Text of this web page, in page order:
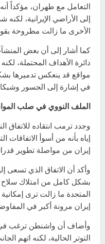
التعامل مع طهران، مؤكداً
إلى الأراضي الإيرانية،
الأخرى ما زالت مطروحة
كما أشار إلى أن بعض
دائرة الأهداف المحتملة،
مواقع قد ينعكس تدميرها
في إشارة إلى الجسور
الملف النووي في صلب
إياه بأنه من أسوأ الاتفاقات
إيران من مواصلة تطوير
وأكد أن الاتفاق الذي تسعى
بشكل كامل من امتلاك سلاح
المتحدة ما زالت ترى
إيران مرونة أكبر في
وأضاف أن واشنطن ترغب في
التوتر الحالية، لكنه اتهم